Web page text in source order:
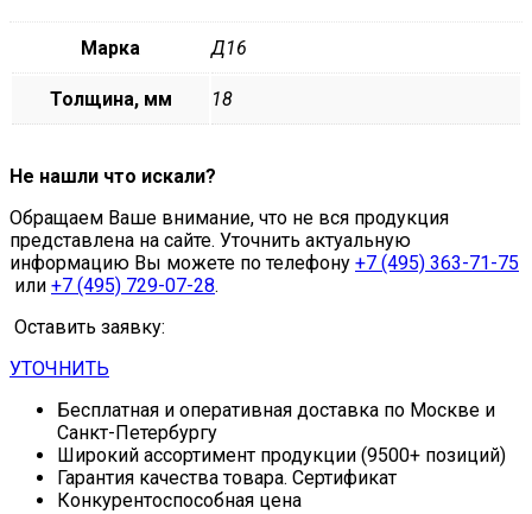
Марка Д16
Толщина, мм 18
Не нашли что искали?
Обращаем Ваше внимание, что не вся продукция
представлена на сайте. Уточнить актуальную
информацию Вы можете по телефону +7 (495) 363-71-75
или +7 (495) 729-07-28.
Оставить заявку:
УТОЧНИТЬ
Бесплатная и оперативная доставка по Москве и
Санкт-Петербургу
Широкий ассортимент продукции (9500+ позиций)
Гарантия качества товара. Сертификат
Конкурентоспособная цена